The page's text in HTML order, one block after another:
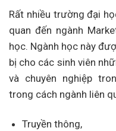
Rất nhiều trường đại
quan đến ngành
học. Ngành học này
bị cho các sinh viên
và chuyên nghiệp
trong cách ngành liên
Truyền thông,